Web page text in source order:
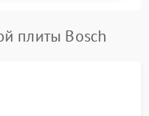
плиты Bosch